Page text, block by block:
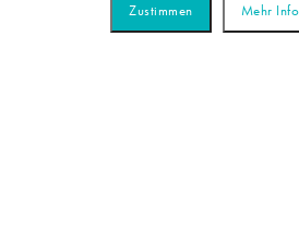
SCHLEUSENFAHRT –
Zustimmen Mehr